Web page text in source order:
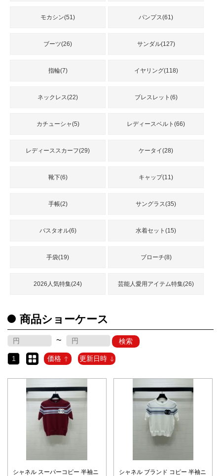
モカシン(51) パンプス(61)
ブーツ(26) サンダル(127)
指輪(7) イヤリング(118)
ネックレス(22) ブレスレット(6)
カチューシャ(5) レディースベルト(66)
レディーススカーフ(29) ケータイ(28)
靴下(6) キャップ(11)
手帳(2) サングラス(35)
バスタオル(6) 水着セット(15)
手袋(19) ブローチ(8)
2026人気特集(24) 芸能人愛用アイテム特集(26)
商品ショーケース
~ 検索
1 価格 更新日時
シャネル スーパーコピー 半袖ニ
シャネル ブランド コピー 半袖ニ